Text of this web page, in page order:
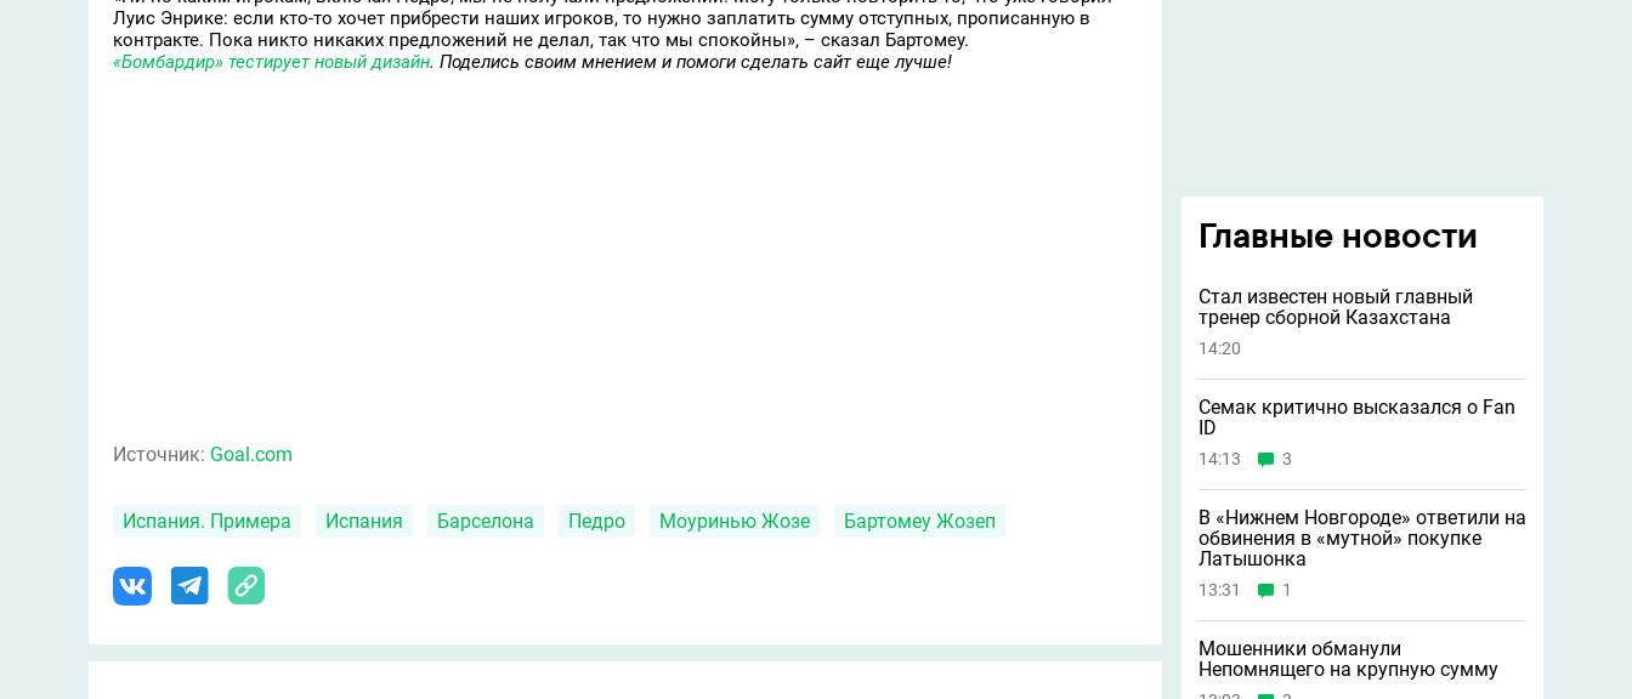
Луис Энрике: если кто-то хочет прибрести наших игроков, то нужно заплатить сумму отступных, прописанную в
контракте. Пока никто никаких предложений не делал, так что мы спокойны», – сказал Бартомеу.
«Бомбардир» тестирует новый дизайн. Поделись своим мнением и помоги сделать сайт еще лучше!
Источник: Goal.com
Испания. Примера Испания Барселона Педро Моуринью Жозе Бартомеу Жозеп
Главные новости
Стал известен новый главный
тренер сборной Казахстана
14:20
Семак критично высказался о Fan
ID
14:13 3
В «Нижнем Новгороде» ответили на
обвинения в «мутной» покупке
Латышонка
13:31 1
Мошенники обманули
Непомнящего на крупную сумму